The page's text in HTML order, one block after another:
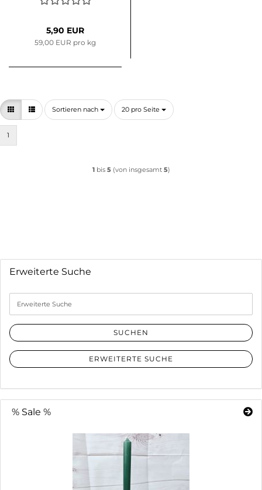
5,90 EUR
59,00 EUR pro kg
Sortieren nach
Sortieren nach 20 pro Seite
pro Seite
1
1bis 5(von insgesamt 5)
Erweiterte Suche
Erweiterte
Suche
SUCHEN
ERWEITERTE SUCHE
% Sale %